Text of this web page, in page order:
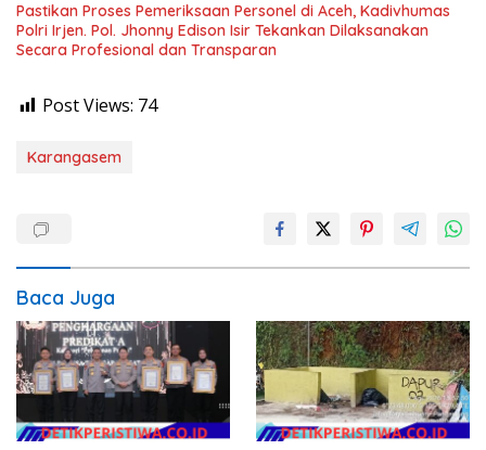
Pastikan Proses Pemeriksaan Personel di Aceh, Kadivhumas
Polri Irjen. Pol. Jhonny Edison Isir Tekankan Dilaksanakan
Secara Profesional dan Transparan
Post Views: 74
Karangasem
Baca Juga